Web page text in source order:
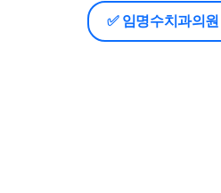
✅ 임명수치과의